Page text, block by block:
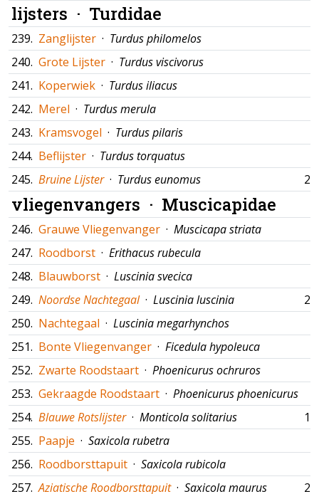
lijsters · Turdidae
239. Zanglijster · Turdus philomelos
240. Grote Lijster · Turdus viscivorus
241. Koperwiek · Turdus iliacus
242. Merel · Turdus merula
243. Kramsvogel · Turdus pilaris
244. Beflijster · Turdus torquatus
245. Bruine Lijster · Turdus eunomus
vliegenvangers · Muscicapidae
246. Grauwe Vliegenvanger · Muscicapa striata
247. Roodborst · Erithacus rubecula
248. Blauwborst · Luscinia svecica
249. Noordse Nachtegaal · Luscinia luscinia
250. Nachtegaal · Luscinia megarhynchos
251. Bonte Vliegenvanger · Ficedula hypoleuca
252. Zwarte Roodstaart · Phoenicurus ochruros
253. Gekraagde Roodstaart · Phoenicurus phoenicurus
254. Blauwe Rotslijster · Monticola solitarius
255. Paapje · Saxicola rubetra
256. Roodborsttapuit · Saxicola rubicola
257. Aziatische Roodborsttapuit · Saxicola maurus